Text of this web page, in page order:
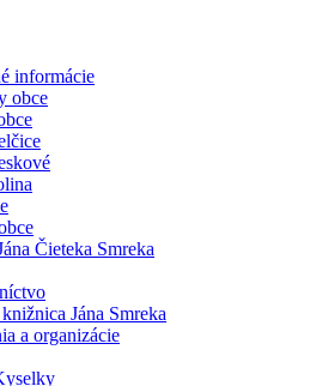
informácie
obce
Čieteka Smreka
Jána Smreka
a organizácie